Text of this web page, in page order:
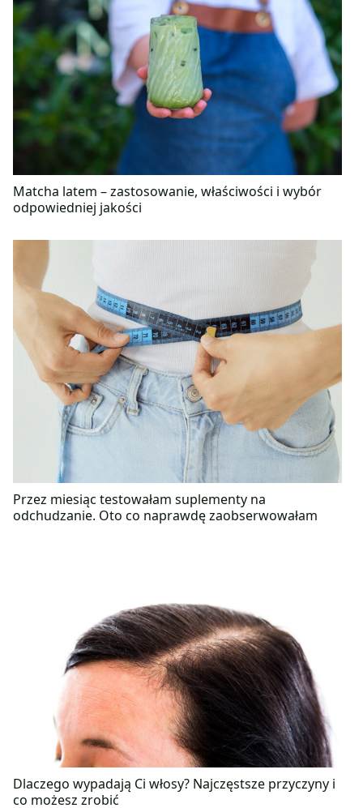
Matcha latem – zastosowanie, właściwości i wybór
odpowiedniej jakości
Przez miesiąc testowałam suplementy na
odchudzanie. Oto co naprawdę zaobserwowałam
Dlaczego wypadają Ci włosy? Najczęstsze przyczyny i
co możesz zrobić